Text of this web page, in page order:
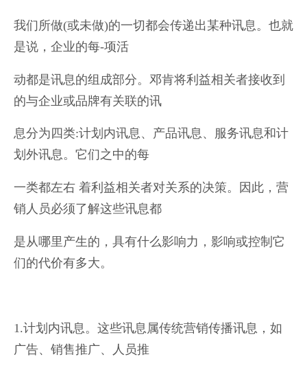
我们所做(或未做)的一切都会传递出某种讯息。也就
是说，企业的每-项活
动都是讯息的组成部分。邓肯将利益相关者接收到
的与企业或品牌有关联的讯
息分为四类:计划内讯息、产品讯息、服务讯息和计
划外讯息。它们之中的每
一类都左右 着利益相关者对关系的决策。因此，营
销人员必须了解这些讯息都
是从哪里产生的，具有什么影响力，影响或控制它
们的代价有多大。
1.计划内讯息。这些讯息属传统营销传播讯息，如
广告、销售推广、人员推